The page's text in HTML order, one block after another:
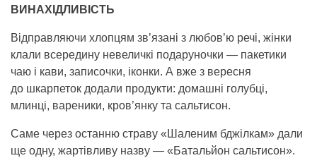
ВИНАХІДЛИВІСТЬ
Відправляючи хлопцям зв’язані з любов’ю речі, жінки
клали всередину невеличкі подаруночки — пакетики
чаю і кави, записочки, іконки. А вже з вересня
до шкарпеток додали продукти: домашні голубці,
млинці, вареники, кров’янку та сальтисон.
Саме через останню страву «Шаленим бджілкам» дали
ще одну, жартівливу назву — «Батальйон сальтисон».